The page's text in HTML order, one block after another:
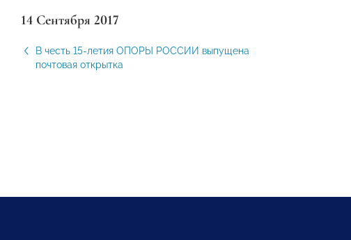
14 Сентября 2017
В честь 15-летия ОПОРЫ РОССИИ выпущена
почтовая открытка